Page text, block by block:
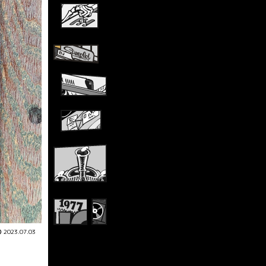
2023.07.03